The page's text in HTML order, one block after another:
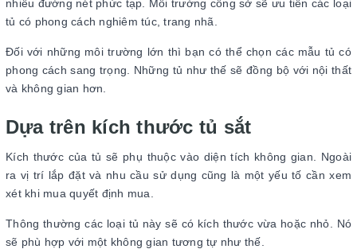
nhiều đường nét phức tạp. Môi trường công sở sẽ ưu tiên các loại
tủ có phong cách nghiêm túc, trang nhã.
Đối với những môi trường lớn thì bạn có thể chọn các mẫu tủ có
phong cách sang trọng. Những tủ như thế sẽ đồng bộ với nội thất
và không gian hơn.
Dựa trên kích thước tủ sắt
Kích thước của tủ sẽ phụ thuộc vào diện tích không gian. Ngoài
ra vị trí lắp đặt và nhu cầu sử dụng cũng là một yếu tố cần xem
xét khi mua quyết định mua.
Thông thường các loại tủ này sẽ có kích thước vừa hoặc nhỏ. Nó
sẽ phù hợp với một không gian tương tự như thế.